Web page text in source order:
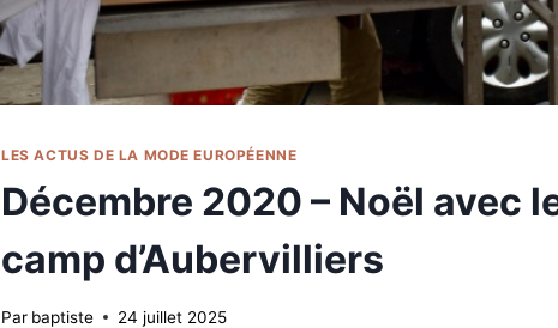
LES ACTUS DE LA MODE EUROPÉENNE
Décembre 2020 – Noël avec
camp d’Aubervilliers
Par baptiste 24 juillet 2025